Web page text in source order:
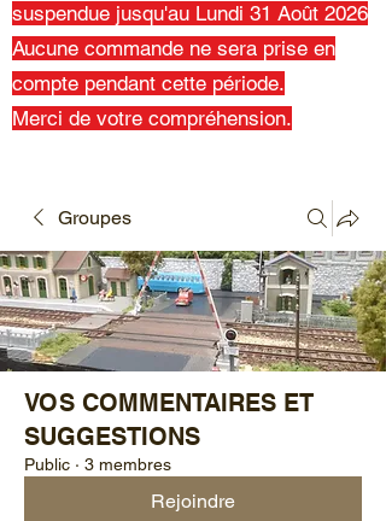
suspendue jusqu'au Lundi 31 Août 2026
Aucune commande ne sera prise en
compte pendant cette période.
Merci de votre compréhension.
Groupes
VOS COMMENTAIRES ET
SUGGESTIONS
Public · 3 membres
Rejoindre